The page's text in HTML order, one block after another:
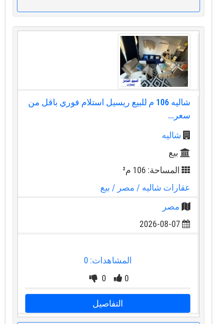
شاليه 106 م للبيع ريسيل استلام فوري باقل من
سعر...
شاليه
بيع
المساحة: 106 م²
عقارات شاليه/ مصر / بيع
مصر
2026-08-07
المشاهدات: 0
0
0
التفاصيل